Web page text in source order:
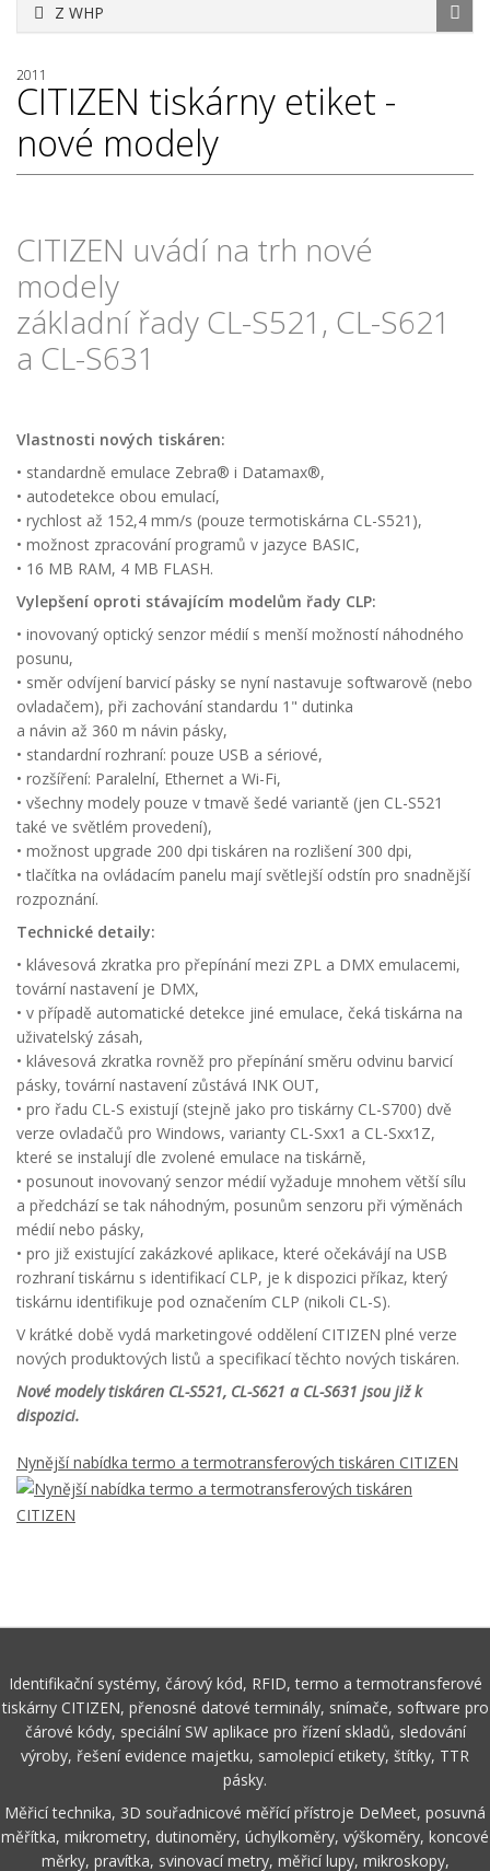
Z WHP
2011
CITIZEN tiskárny etiket -
nové modely
CITIZEN uvádí na trh nové
modely
základní řady CL-S521, CL-S621
a CL-S631
Vlastnosti nových tiskáren:
• standardně emulace Zebra® i Datamax®,
• autodetekce obou emulací,
• rychlost až 152,4 mm/s (pouze termotiskárna CL-S521),
• možnost zpracování programů v jazyce BASIC,
• 16 MB RAM, 4 MB FLASH.
Vylepšení oproti stávajícím modelům řady CLP:
• inovovaný optický senzor médií s menší možností náhodného
posunu,
• směr odvíjení barvicí pásky se nyní nastavuje softwarově (nebo
ovladačem), při zachování standardu 1" dutinka
a návin až 360 m návin pásky,
• standardní rozhraní: pouze USB a sériové,
• rozšíření: Paralelní, Ethernet a Wi-Fi,
• všechny modely pouze v tmavě šedé variantě (jen CL-S521
také ve světlém provedení),
• možnost upgrade 200 dpi tiskáren na rozlišení 300 dpi,
• tlačítka na ovládacím panelu mají světlejší odstín pro snadnější
rozpoznání.
Technické detaily:
• klávesová zkratka pro přepínání mezi ZPL a DMX emulacemi,
tovární nastavení je DMX,
• v případě automatické detekce jiné emulace, čeká tiskárna na
uživatelský zásah,
• klávesová zkratka rovněž pro přepínání směru odvinu barvicí
pásky, tovární nastavení zůstává INK OUT,
• pro řadu CL-S existují (stejně jako pro tiskárny CL-S700) dvě
verze ovladačů pro Windows, varianty CL-Sxx1 a CL-Sxx1Z,
které se instalují dle zvolené emulace na tiskárně,
• posunout inovovaný senzor médií vyžaduje mnohem větší sílu
a předchází se tak náhodným, posunům senzoru při výměnách
médií nebo pásky,
• pro již existující zakázkové aplikace, které očekávájí na USB
rozhraní tiskárnu s identifikací CLP, je k dispozici příkaz, který
tiskárnu identifikuje pod označením CLP (nikoli CL-S).
V krátké době vydá marketingové oddělení CITIZEN plné verze
nových produktových listů a specifikací těchto nových tiskáren.
Nové modely tiskáren CL-S521, CL-S621 a CL-S631 jsou již k
dispozici.
Nynější nabídka termo a termotransferových tiskáren CITIZEN
Identifikační systémy, čárový kód, RFID, termo a termotransferové
tiskárny CITIZEN, přenosné datové terminály, snímače, software pro
čárové kódy, speciální SW aplikace pro řízení skladů, sledování
výroby, řešení evidence majetku, samolepicí etikety, štítky, TTR
pásky.
Měřicí technika, 3D souřadnicové měřící přístroje DeMeet, posuvná
měřítka, mikrometry, dutinoměry, úchylkoměry, výškoměry, koncové
měrky, pravítka, svinovací metry, měřicí lupy, mikroskopy,